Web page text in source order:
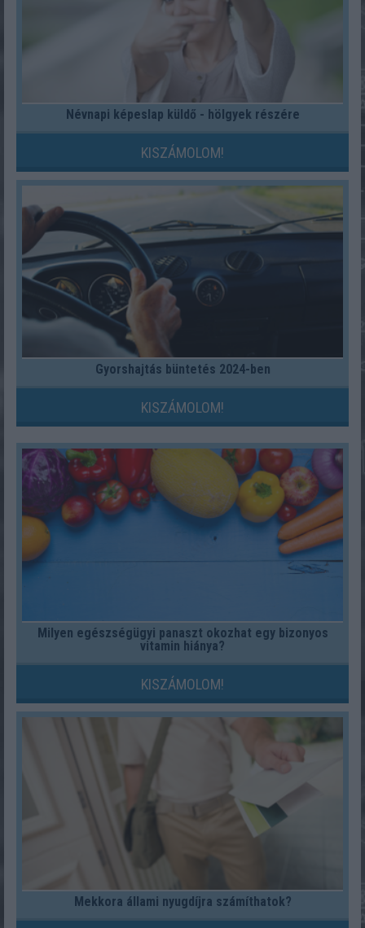
Névnapi képeslap küldő - hölgyek részére
KISZÁMOLOM!
Gyorshajtás büntetés 2024-ben
KISZÁMOLOM!
Milyen egészségügyi panaszt okozhat egy bizonyos
vitamin hiánya?
KISZÁMOLOM!
Mekkora állami nyugdíjra számíthatok?